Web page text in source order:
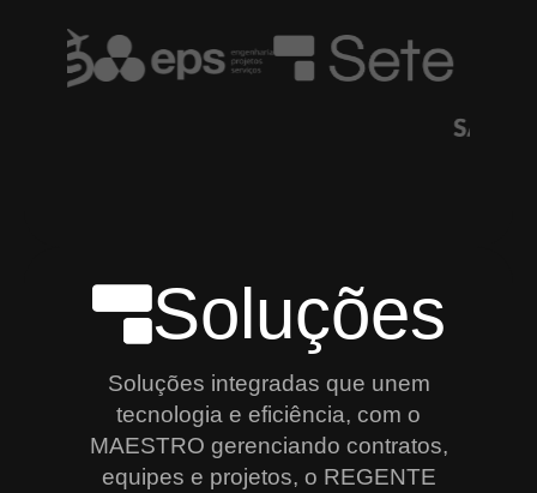
Soluções
Soluções integradas que unem
tecnologia e eficiência, com o
MAESTRO gerenciando contratos,
equipes e projetos, o REGENTE